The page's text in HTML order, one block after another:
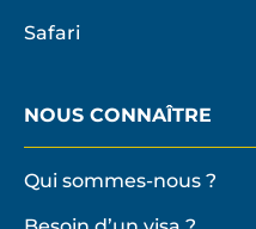
Safari
NOUS CONNAÎTRE
Qui sommes-nous ?